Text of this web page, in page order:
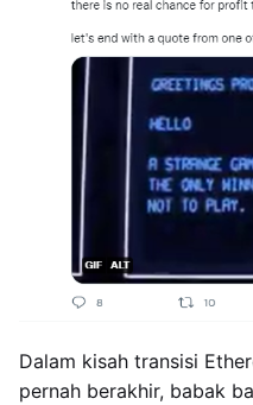
Dalam kisah transisi
pernah berakhir, babak